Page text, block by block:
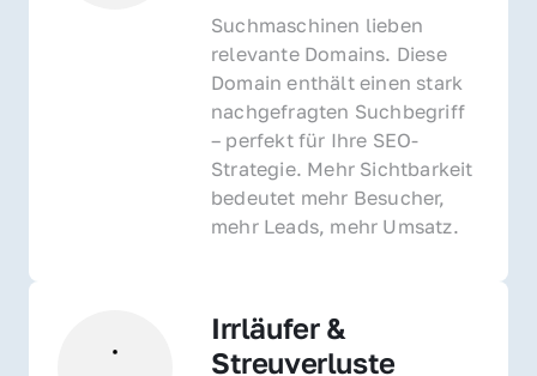
Suchmaschinen lieben
relevante Domains. Diese
Domain enthält einen stark
nachgefragten Suchbegriff
– perfekt für Ihre SEO-
Strategie. Mehr Sichtbarkeit
bedeutet mehr Besucher,
mehr Leads, mehr Umsatz.
Irrläufer &
Streuverluste